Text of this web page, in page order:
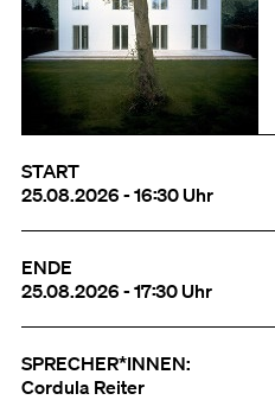
START
25.08.2026 - 16:30 Uhr
ENDE
25.08.2026 - 17:30 Uhr
SPRECHER*INNEN:
Cordula Reiter